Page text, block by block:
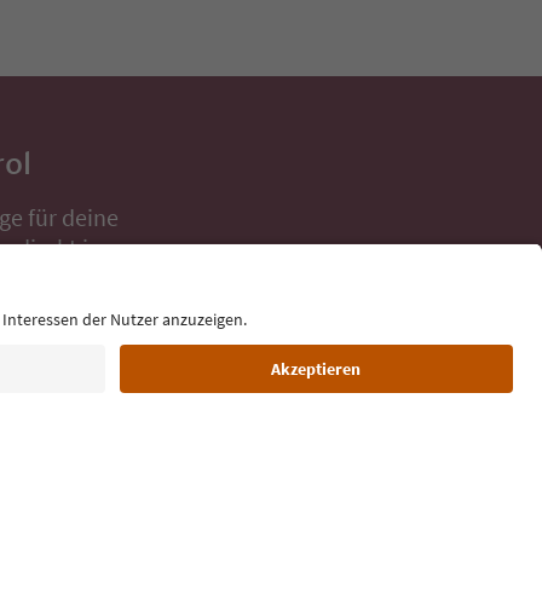
für deine
direkt ins